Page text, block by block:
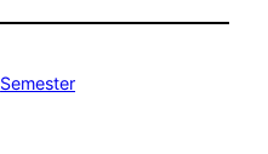
Semester